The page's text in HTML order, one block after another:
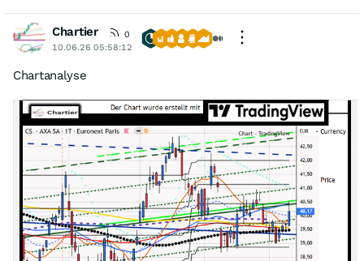
Chartier
0
10.06.26 05:58:12
Chartanalyse